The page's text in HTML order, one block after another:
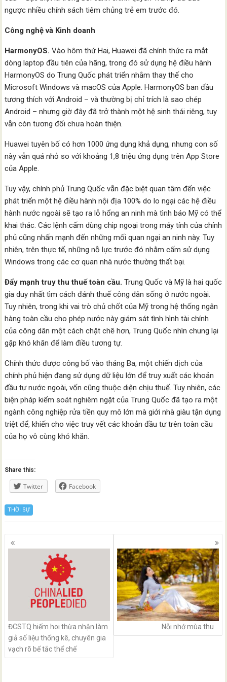
ngược nhiều chính sách tiêm chủng trẻ em trước đó.
Công nghệ và Kinh doanh
HarmonyOS.Vào hôm thứ Hai, Huawei đã chính thức ra mắt
dòng laptop đầu tiên của hãng, trong đó sử dụng hệ điều hành
HarmonyOS do Trung Quốc phát triển nhằm thay thế cho
Microsoft Windows và macOS của Apple. HarmonyOS ban đầu
tương thích với Android – và thường bị chỉ trích là sao chép
Android – nhưng giờ đây đã trở thành một hệ sinh thái riêng, tuy
vẫn còn tương đối chưa hoàn thiện.
Huawei tuyên bố có hơn 1000 ứng dụng khả dụng, nhưng con số
này vẫn quá nhỏ so với khoảng 1,8 triệu ứng dụng trên App Store
của Apple.
Tuy vậy, chính phủ Trung Quốc vẫn đặc biệt quan tâm đến việc
phát triển một hệ điều hành nội địa 100% do lo ngại các hệ điều
hành nước ngoài sẽ tạo ra lỗ hổng an ninh mà tình báo Mỹ có thể
khai thác. Các lệnh cấm dùng chip ngoại trong máy tính của chính
phủ cũng nhấn mạnh đến những mối quan ngại an ninh này. Tuy
nhiên, trên thực tế, những nỗ lực trước đó nhằm cấm sử dụng
Windows trong các cơ quan nhà nước thường thất bại.
Đẩy mạnh truy thuthuế toàn cầu. Trung Quốc và Mỹ là hai quốc
gia duy nhất tìm cách đánh thuế công dân sống ở nước ngoài.
Tuy nhiên, trong khi vai trò chủ chốt của Mỹ trong hệ thống ngân
hàng toàn cầu cho phép nước này giám sát tình hình tài chính
của công dân một cách chặt chẽ hơn, Trung Quốc nhìn chung lại
gặp khó khăn để làm điều tương tự.
Chính thức được công bố vào tháng Ba, một chiến dịch của
chính phủ hiện đang sử dụng dữ liệu lớn để truy xuất các khoản
đầu tư nước ngoài, vốn cũng thuộc diện chịu thuế. Tuy nhiên, các
biện pháp kiểm soát nghiêm ngặt của Trung Quốc đã tạo ra một
ngành công nghiệp rửa tiền quy mô lớn mà giới nhà giàu tận dụng
triệt để, khiến cho việc truy vết các khoản đầu tư trên toàn cầu
của họ vô cùng khó khăn.
Share this:
Twitter Facebook
THỜI SỰ
Posts
navigation
ĐCSTQ hiếm hoi thừa nhận làm
giả số liệu thống kê, chuyên gia
vạch rõ bế tắc thể chế
Nỗi nhớ mùa thu